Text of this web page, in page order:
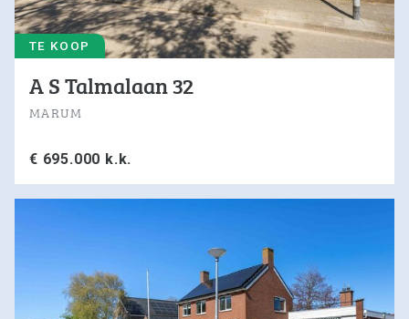
TE KOOP
A S Talmalaan 32
MARUM
€ 695.000 k.k.